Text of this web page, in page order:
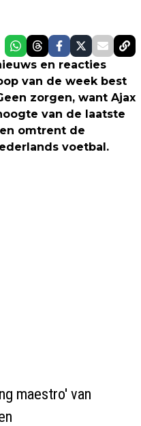
en reacties
van de week best
zorgen, want Ajax
van de laatste
omtrent de
voetbal.
maestro' van